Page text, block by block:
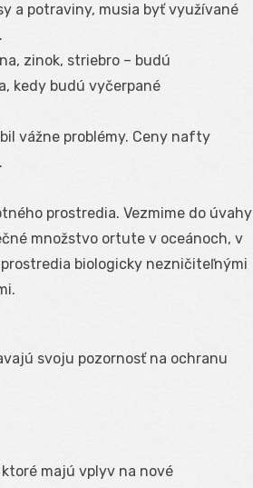
a potraviny, musia byť využívané
zinok, striebro – budú
kedy budú vyčerpané
vážne problémy. Ceny nafty
prostredia. Vezmime do úvahy
množstvo ortute v oceánoch, v
biologicky nezničiteľnými
svoju pozornosť na ochranu
majú vplyv na nové